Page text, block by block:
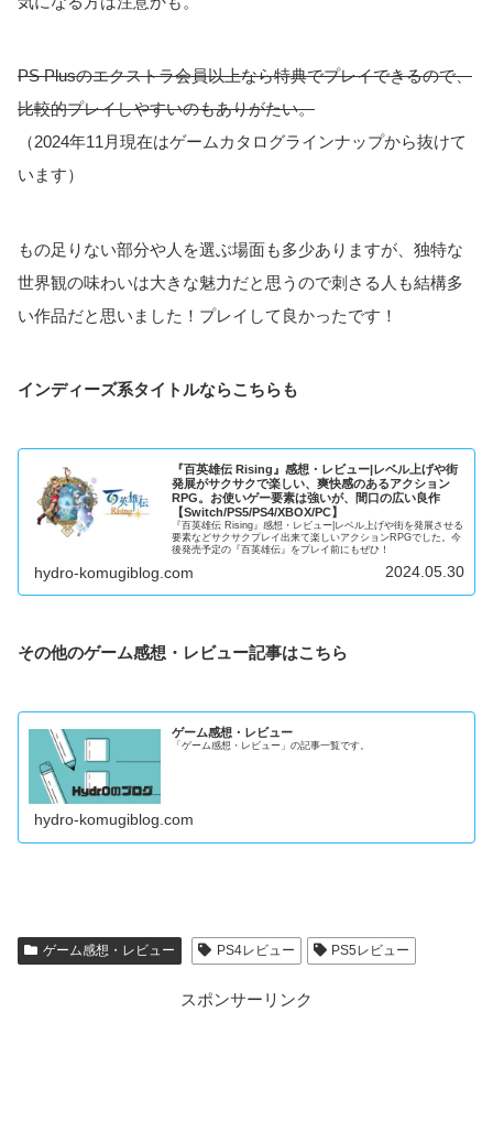
PS Plusのエクストラ会員以上なら特典でプレイできるので、
比較的プレイしやすいのもありがたい。
（2024年11月現在はゲームカタログラインナップから抜けて
います）
もの足りない部分や人を選ぶ場面も多少ありますが、独特な
世界観の味わいは大きな魅力だと思うので刺さる人も結構多
い作品だと思いました！プレイして良かったです！
インディーズ系タイトルならこちらも
『百英雄伝 Rising』感想・レビュー|レベル上げや街
発展がサクサクで楽しい、爽快感のあるアクション
RPG。お使いゲー要素は強いが、間口の広い良作
【Switch/PS5/PS4/XBOX/PC】
『百英雄伝 Rising』感想・レビュー|レベル上げや街を発展させる
要素などサクサクプレイ出来て楽しいアクションRPGでした。今
後発売予定の『百英雄伝』をプレイ前にもぜひ！
hydro-komugiblog.com 2024.05.30
その他のゲーム感想・レビュー記事はこちら
ゲーム感想・レビュー
「ゲーム感想・レビュー」の記事一覧です。
hydro-komugiblog.com
ゲーム感想・レビュー PS4レビュー PS5レビュー
スポンサーリンク